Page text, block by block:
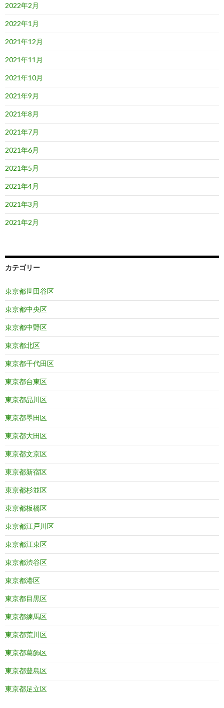
2022年2月
2022年1月
2021年12月
2021年11月
2021年10月
2021年9月
2021年8月
2021年7月
2021年6月
2021年5月
2021年4月
2021年3月
2021年2月
カテゴリー
東京都世田谷区
東京都中央区
東京都中野区
東京都北区
東京都千代田区
東京都台東区
東京都品川区
東京都墨田区
東京都大田区
東京都文京区
東京都新宿区
東京都杉並区
東京都板橋区
東京都江戸川区
東京都江東区
東京都渋谷区
東京都港区
東京都目黒区
東京都練馬区
東京都荒川区
東京都葛飾区
東京都豊島区
東京都足立区